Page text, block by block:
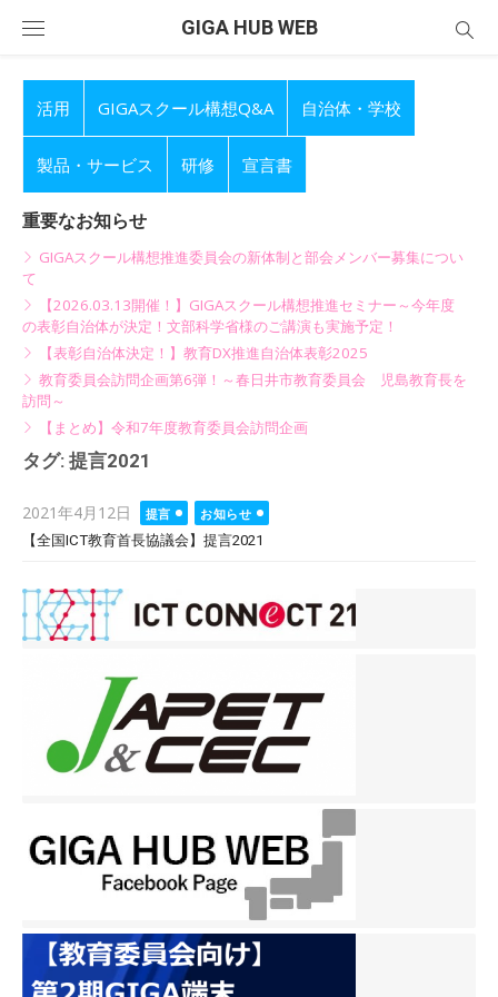
GIGA HUB WEB
活用 GIGAスクール構想Q&A 自治体・学校
製品・サービス 研修 宣言書
重要なお知らせ
GIGAスクール構想推進委員会の新体制と部会メンバー募集につい
て
【2026.03.13開催！】GIGAスクール構想推進セミナー～今年度
の表彰自治体が決定！文部科学省様のご講演も実施予定！
【表彰自治体決定！】教育DX推進自治体表彰2025
教育委員会訪問企画第6弾！～春日井市教育委員会 児島教育長を
訪問～
【まとめ】令和7年度教育委員会訪問企画
タグ: 提言2021
Posted
on
2021年4月12日 提言
お知らせ
【全国ICT教育首長協議会】提言2021